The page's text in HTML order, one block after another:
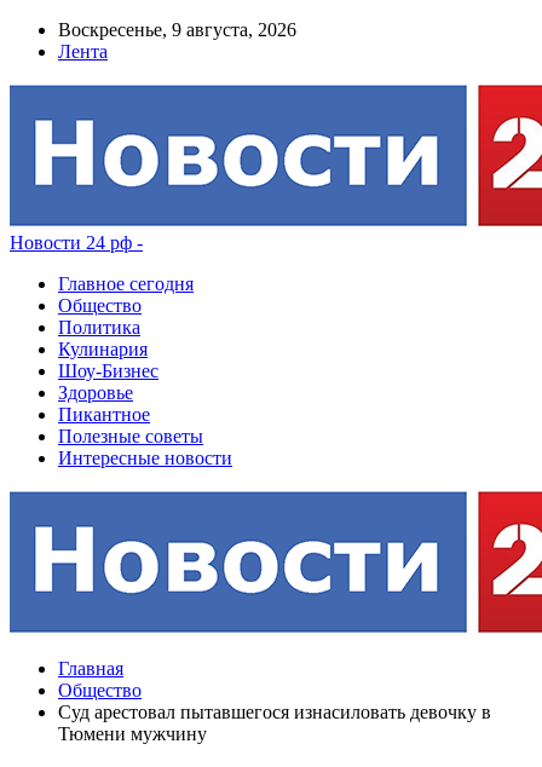
Воскресенье, 9 августа, 2026
Лента
Новости 24 рф -
Главное сегодня
Общество
Политика
Кулинария
Шоу-Бизнес
Здоровье
Пикантное
Полезные советы
Интересные новости
Главная
Общество
Суд арестовал пытавшегося изнасиловать девочку в
Тюмени мужчину